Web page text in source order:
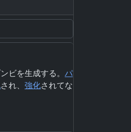
ビを生成する。 パ
され、 強化されてな